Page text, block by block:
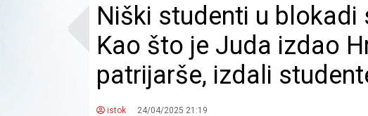
Niški studenti u blokadi
Kao što je Juda izdao
patrijarše, izdali
istok 24/04/2025 21:19